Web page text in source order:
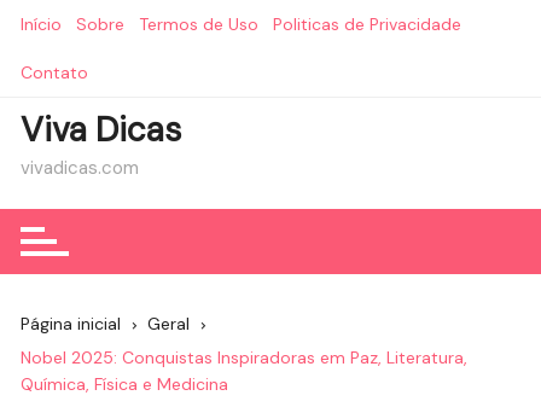
Início Sobre Termos de Uso Politicas de Privacidade
Contato
Viva Dicas
vivadicas.com
Página inicial
Geral
Nobel 2025: Conquistas Inspiradoras em Paz, Literatura,
Química, Física e Medicina